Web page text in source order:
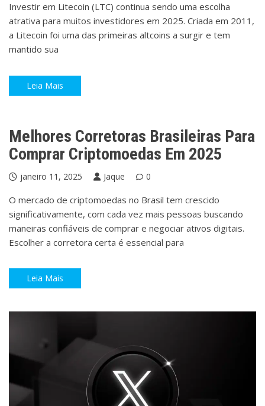
Investir em Litecoin (LTC) continua sendo uma escolha
atrativa para muitos investidores em 2025. Criada em 2011,
a Litecoin foi uma das primeiras altcoins a surgir e tem
mantido sua
Leia Mais
Criptos
Melhores Corretoras Brasileiras Para
Comprar Criptomoedas Em 2025
janeiro 11, 2025 Jaque 0
O mercado de criptomoedas no Brasil tem crescido
significativamente, com cada vez mais pessoas buscando
maneiras confiáveis de comprar e negociar ativos digitais.
Escolher a corretora certa é essencial para
Leia Mais